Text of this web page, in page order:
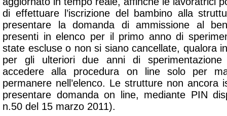
di effettuare l’iscrizione del bambino alla
presentare la domanda di ammissione al
presenti in elenco per il primo anno di
state escluse o non si siano cancellate, qualora
per gli ulteriori due anni di sperimentazione
accedere alla procedura on line solo per
permanere nell’elenco. Le strutture non ancora
presentare domanda on line, mediante PIN
n.50 del 15 marzo 2011).